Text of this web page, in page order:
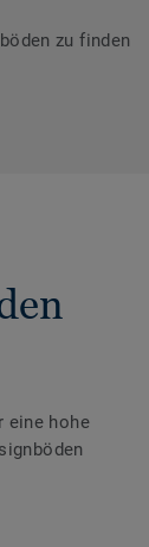
zu finden
eine hohe